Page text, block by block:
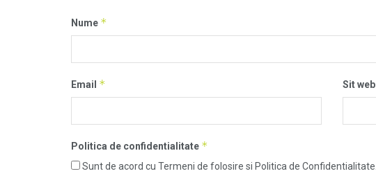
Nume *
Email * Sit web
Politica de confidentialitate *
Sunt de acord cu Termeni de folosire si Politica de Confidentialitate.